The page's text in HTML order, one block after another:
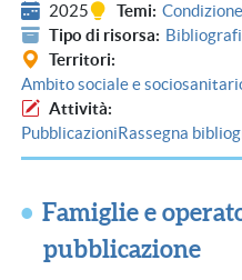
2025 Temi
Tipo di risorsa
Territori
Ambito sociale e
Attività
PubblicazioniRassegna
Famiglie e
pubblicazione